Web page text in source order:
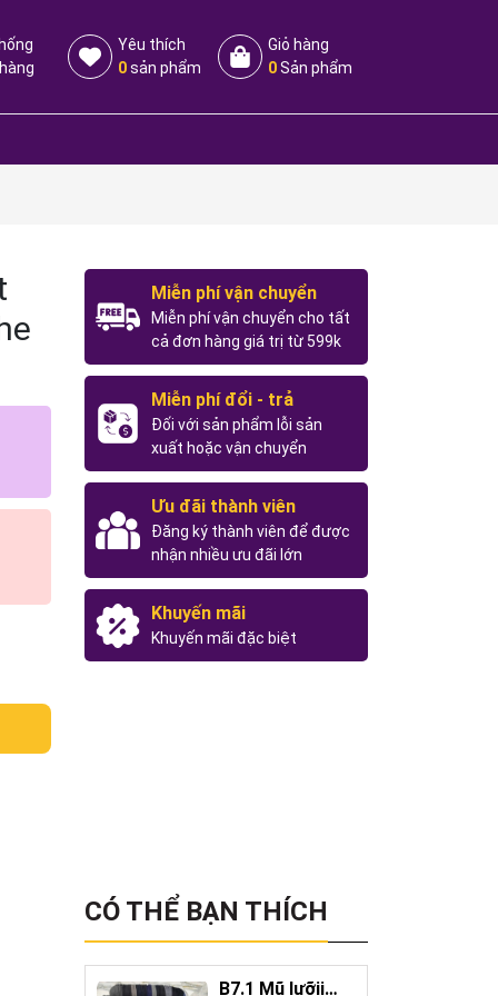
Yêu thích
0sản phẩm
Giỏ hàng
0Sản phẩm
Miễn phí vận chuyển
Miễn phí vận chuyển cho tất
cả đơn hàng giá trị từ 599k
Miễn phí đổi - trả
Đối với sản phẩm lỗi sản
xuất hoặc vận chuyển
Ưu đãi thành viên
Đăng ký thành viên để được
nhận nhiều ưu đãi lớn
Khuyến mãi
Khuyến mãi đặc biệt
CÓ THỂ BẠN THÍCH
B7.1 Mũ lưỡii